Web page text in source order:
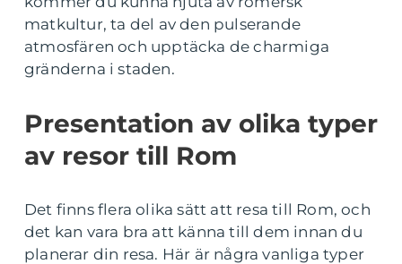
matkultur, ta del av den pulserande
atmosfären och upptäcka de charmiga
gränderna i staden.
Presentation av olika typer
av resor till Rom
Det finns flera olika sätt att resa till Rom, och
det kan vara bra att känna till dem innan du
planerar din resa. Här är några vanliga typer